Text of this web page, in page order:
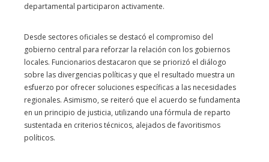
departamental participaron activamente.
Desde sectores oficiales se destacó el compromiso del
gobierno central para reforzar la relación con los gobiernos
locales. Funcionarios destacaron que se priorizó el diálogo
sobre las divergencias políticas y que el resultado muestra un
esfuerzo por ofrecer soluciones específicas a las necesidades
regionales. Asimismo, se reiteró que el acuerdo se fundamenta
en un principio de justicia, utilizando una fórmula de reparto
sustentada en criterios técnicos, alejados de favoritismos
políticos.